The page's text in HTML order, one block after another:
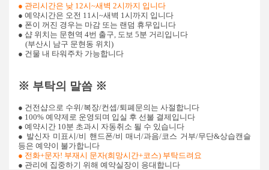
● 관리시간은 낮 12시~새벽 2시까지 입니다
● 예약시간은 오전 11시~새벽 1시까지 입니다
● 폰이 꺼진 경우는 마감 또는 랜덤 휴무입니다
● 샵 위치는 문현역 4번 출구, 도보 5분 거리입니다
(부산시 남구 문현동 위치)
● 건물 내 타워주차 가능합니다
※ 부탁의 말씀 ※
● 건전샵으로 수위/복장/컨셉/퇴폐문의는 사절합니다
● 100% 예약제로 운영되며 입실 후 선불 결제입니다
● 예약시간 10분 초과시 자동취소 될 수 있습니다
● 발신자 미표시/비 핸드폰/비 매너/과음/코스 거부/무단&상습캔슬
등은 예약이 불가합니다
● 전화+문자! 부재시 문자(희망시간+코스) 부탁드려요
● 관리에 집중하기 위해 예약실장이 응대합니다